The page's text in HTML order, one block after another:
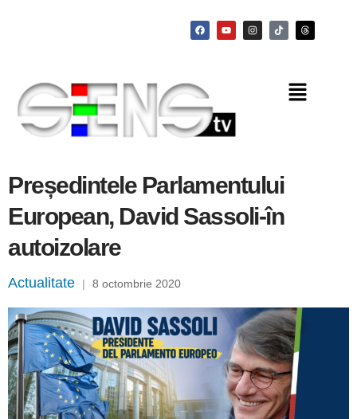
Președintele Parlamentului
European, David Sassoli-în
autoizolare
Actualitate | 8 octombrie 2020